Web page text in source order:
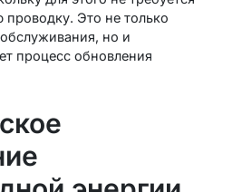
проводку. Это не только
но и
процесс обновления